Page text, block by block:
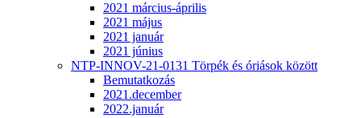
2021 március-április
2021 május
2021 január
2021 június
NTP-INNOV-21-0131 Törpék és óriások között
Bemutatkozás
2021.december
2022.január